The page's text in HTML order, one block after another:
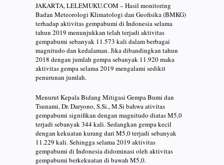
JAKARTA, LELEMUKU.COM – Hasil monitoring
Badan Meteorologi Klimatologi dan Geofisika (BMKG)
terhadap aktivitas gempabumi di Indonesia selama
tahun 2019 menunjukkan telah terjadi aktivitas
gempabumi sebanyak 11.573 kali dalam berbagai
magnitudo dan kedalaman. Jika dibandingkan tahun
2018 dengan jumlah gempa sebanyak 11.920 maka
aktivitas gempa selama 2019 mengalami sedikit
penurunan jumlah.
Menurut Kepala Bidang Mitigasi Gempa Bumi dan
Tsunami, Dr. Daryono, S.Si., M.Si bahwa ativitas
gempabumi signifikan dengan magnitudo diatas M5,0
terjadi sebanyak 344 kali. Sedangkan gempa kecil
dengan kekuatan kurang dari M5,0 terjadi sebanyak
11.229 kali. Sehingga selama 2019 aktivitas
gempabumi di Indonesia didominasi oleh aktivitas
gempabumi berkekuatan di bawah M5,0.